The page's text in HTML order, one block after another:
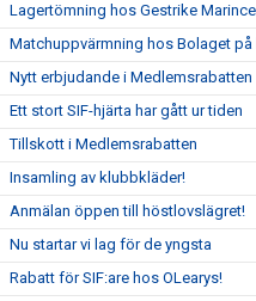
Lagertömning hos Gestrike
Matchuppvärmning hos Bolaget
Nytt erbjudande i Medlemsrabatten
Ett stort SIF-hjärta har gått ur tiden
Tillskott i Medlemsrabatten
Insamling av klubbkläder!
Anmälan öppen till höstlovslägret!
Nu startar vi lag för de yngsta
Rabatt för SIF:are hos OLearys!